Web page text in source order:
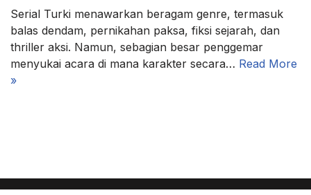
Serial Turki menawarkan beragam genre, termasuk
balas dendam, pernikahan paksa, fiksi sejarah, dan
thriller aksi. Namun, sebagian besar penggemar
menyukai acara di mana karakter secara… Read More
»